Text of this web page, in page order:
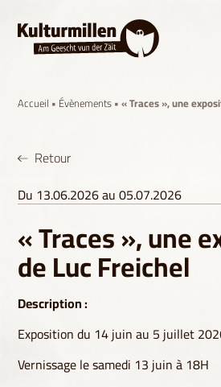
Accueil • Évènements• « Traces », une
Retour
Du 13.06.2026 au 05.07.2026
« Traces », une
de Luc Freichel
Description :
Exposition du 14 juin au 5 juillet
Vernissage le samedi 13 juin à 18H